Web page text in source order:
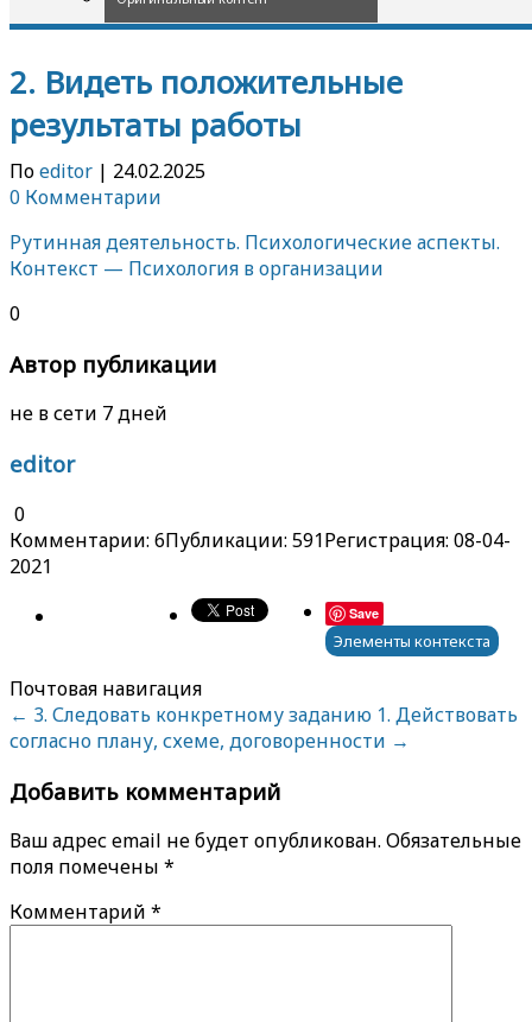
2. Видеть положительные
результаты работы
Поeditor | 24.02.2025
0 Комментарии
Рутинная деятельность. Психологические аспекты.
Контекст — Психология в организации
0
Автор публикации
не в сети 7 дней
editor
0
Комментарии: 6Публикации: 591Регистрация: 08-04-
2021
Save
Элементы контекста
Почтовая навигация
← 3. Следовать конкретному заданию 1. Действовать
согласно плану, схеме, договоренности →
Добавить комментарий
Ваш адрес email не будет опубликован. Обязательные
поля помечены *
Комментарий *